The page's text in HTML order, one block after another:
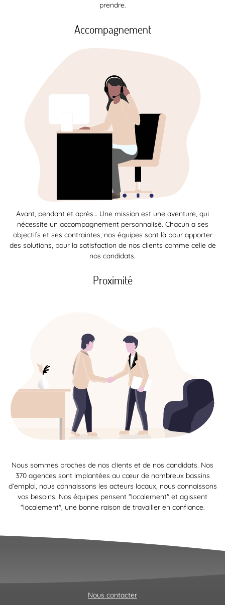
prendre.
Accompagnement
Avant, pendant et après… Une mission est une aventure, qui
nécessite un accompagnement personnalisé. Chacun a ses
objectifs et ses contraintes, nos équipes sont là pour apporter
des solutions, pour la satisfaction de nos clients comme celle de
nos candidats.
Proximité
Nous sommes proches de nos clients et de nos candidats. Nos
370 agences sont implantées au cœur de nombreux bassins
d’emploi, nous connaissons les acteurs locaux, nous connaissons
vos besoins. Nos équipes pensent "localement" et agissent
"localement", une bonne raison de travailler en confiance.
Nous contacter